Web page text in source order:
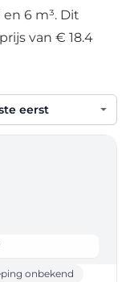
6 m³. Dit
van € 18.4
op
onbekend